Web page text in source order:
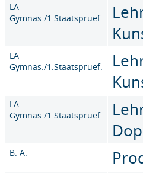
LA
Gymnas./1.Staatspruef.
LA
Gymnas./1.Staatspruef.
LA
Gymnas./1.Staatspruef.
B. A.